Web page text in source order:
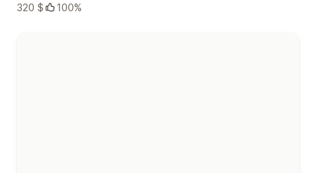
320 $
100%